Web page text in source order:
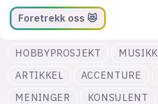
Foretrekk oss 😻
HOBBYPROSJEKT MUSIKK
ARTIKKEL
ACCENTURE
MENINGER
KONSULENT